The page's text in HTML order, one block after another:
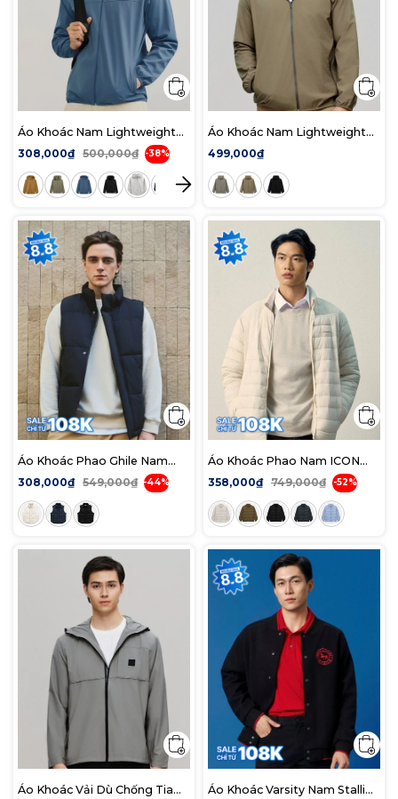
Áo Khoác Nam Lightweight
Tech Có Nón Pocketable
308,000₫ 500,000₫ -38%
Áo Khoác Nam Lightweight
Windbreaker Form Regular
499,000₫
Áo Khoác Phao Ghile Nam
Conjugate Fiber 9D Form
308,000₫ 549,000₫ -44%
Áo Khoác Phao Nam ICON
AirLite Puffer Jacket Form
358,000₫ 749,000₫ -52%
Áo Khoác Vải Dù Chống Tia
Áo Khoác Varsity Nam Stallion